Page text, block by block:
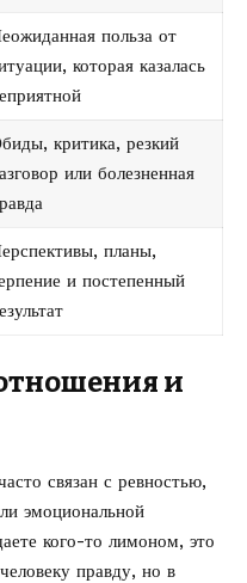
польза от
которая казалась
критика, резкий
или болезненная
планы,
и постепенный
и
связан с ревностью,
эмоциональной
кого-то лимоном, это
правду, но в